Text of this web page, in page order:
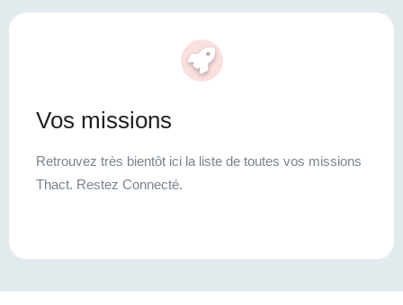
Vos missions
Retrouvez très bientôt ici la liste de toutes vos missions
Thact. Restez Connecté.